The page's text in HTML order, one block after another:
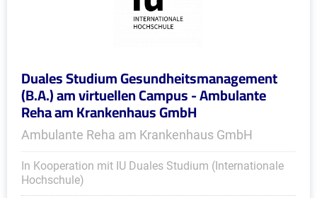
Duales Studium Gesundheitsmanagement
(B.A.) am virtuellen Campus - Ambulante
Reha am Krankenhaus GmbH
Ambulante Reha am Krankenhaus GmbH
In Kooperation mit IU Duales Studium (Internationale
Hochschule)